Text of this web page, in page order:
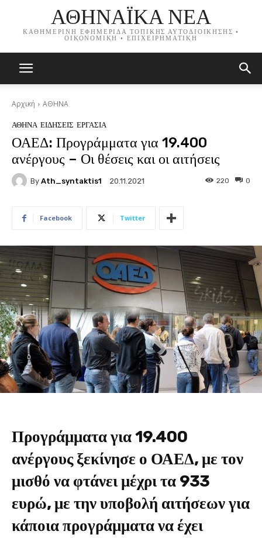
ΑΘΗΝΑΪΚΑ ΝΕΑ
ΚΑΘΗΜΕΡΙΝΗ ΕΦΗΜΕΡΙΔΑ ΤΟΠΙΚΗΣ ΑΥΤΟΔΙΟΙΚΗΣΗΣ •
ΟΙΚΟΝΟΜΙΚΗ • ΕΠΙΧΕΙΡΗΜΑΤΙΚΗ
Αρχική ΑΘΗΝΑ
ΑΘΗΝΑ ΕΙΔΗΣΕΙΣ ΕΡΓΑΣΙΑ
ΟΑΕΔ: Προγράμματα για 19.400
ανέργους – Οι θέσεις και οι αιτήσεις
By Ath_syntaktis1 20.11.2021 0
220
Facebook Twitter
Προγράμματα για 19.400
ανέργους ξεκίνησε ο ΟΑΕΔ, με τον
μισθό να φτάνει μέχρι τα 933
ευρώ, με την υποβολή αιτήσεων για
κάποια προγράμματα να έχει